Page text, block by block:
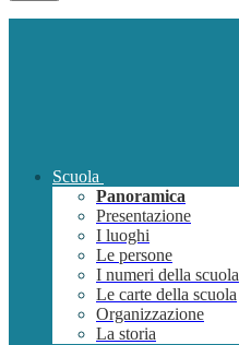
Scuola
Panoramica
Presentazione
I luoghi
Le persone
I numeri della scuola
Le carte della scuola
Organizzazione
La storia